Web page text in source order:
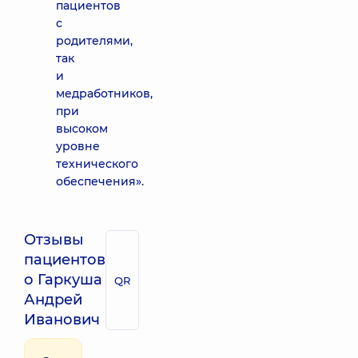
пациентов
с
родителями,
так
и
медработников,
при
высоком
уровне
технического
обеспечения».
Отзывы
пациентов
о Гаркуша
Андрей
Иванович
QR